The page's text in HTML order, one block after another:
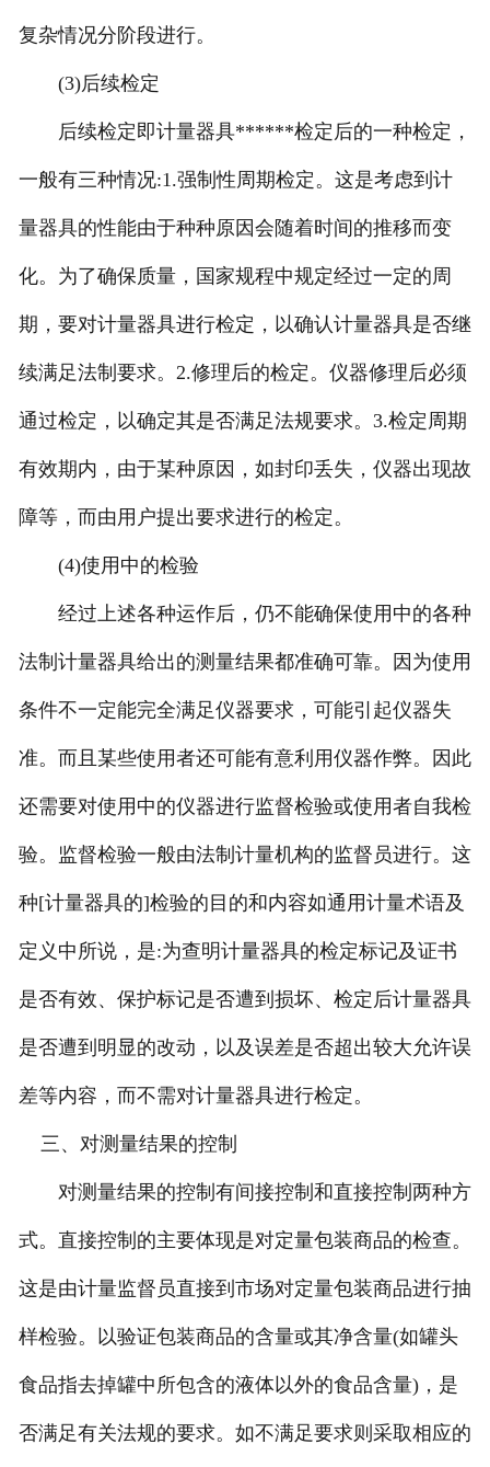
复杂情况分阶段进行。
(3)后续检定
后续检定即计量器具******检定后的一种检定，
一般有三种情况:1.强制性周期检定。这是考虑到计
量器具的性能由于种种原因会随着时间的推移而变
化。为了确保质量，国家规程中规定经过一定的周
期，要对计量器具进行检定，以确认计量器具是否继
续满足法制要求。2.修理后的检定。仪器修理后必须
通过检定，以确定其是否满足法规要求。3.检定周期
有效期内，由于某种原因，如封印丢失，仪器出现故
障等，而由用户提出要求进行的检定。
(4)使用中的检验
经过上述各种运作后，仍不能确保使用中的各种
法制计量器具给出的测量结果都准确可靠。因为使用
条件不一定能完全满足仪器要求，可能引起仪器失
准。而且某些使用者还可能有意利用仪器作弊。因此
还需要对使用中的仪器进行监督检验或使用者自我检
验。监督检验一般由法制计量机构的监督员进行。这
种[计量器具的]检验的目的和内容如通用计量术语及
定义中所说，是:为查明计量器具的检定标记及证书
是否有效、保护标记是否遭到损坏、检定后计量器具
是否遭到明显的改动，以及误差是否超出较大允许误
差等内容，而不需对计量器具进行检定。
三、对测量结果的控制
对测量结果的控制有间接控制和直接控制两种方
式。直接控制的主要体现是对定量包装商品的检查。
这是由计量监督员直接到市场对定量包装商品进行抽
样检验。以验证包装商品的含量或其净含量(如罐头
食品指去掉罐中所包含的液体以外的食品含量)，是
否满足有关法规的要求。如不满足要求则采取相应的